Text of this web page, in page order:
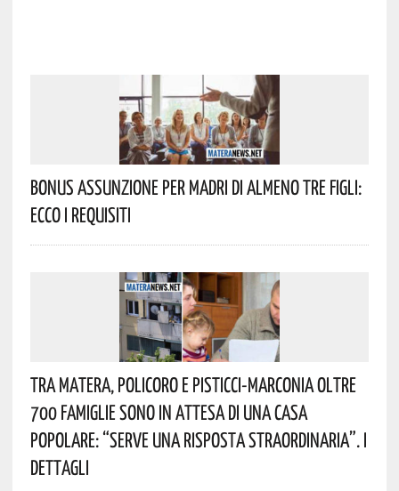
Bonus Assunzione Per Madri Di Almeno Tre Figli:
Ecco I Requisiti
Tra Matera, Policoro E Pisticci-Marconia Oltre
700 Famiglie Sono In Attesa Di Una Casa
Popolare: “serve Una Risposta Straordinaria”. I
Dettagli